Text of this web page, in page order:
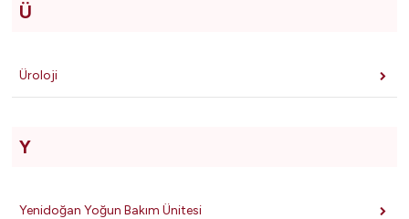
Ü
Üroloji
Y
Yenidoğan Yoğun Bakım Ünitesi